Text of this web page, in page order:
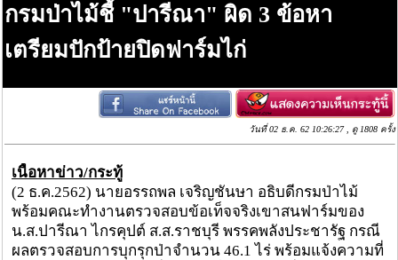
กรมป่าไม้ชี้ "ปารีณา" ผิด 3 ข้อหา
เตรียมปักป้ายปิดฟาร์มไก่
วันที่ 02 ธ.ค. 62 10:26:27 , ดู 1808 ครั้ง
เนื้อหาข่าว/กระทู้
(2 ธ.ค.2562) นายอรรถพล เจริญชันษา อธิบดีกรมป่าไม้
พร้อมคณะทำงานตรวจสอบข้อเท็จจริงเขาสนฟาร์มของ
น.ส.ปารีณา ไกรคุปต์ ส.ส.ราชบุรี พรรคพลังประชารัฐ กรณี
ผลตรวจสอบการบุกรุกป่าจำนวน 46.1 ไร่ พร้อมแจ้งความที่